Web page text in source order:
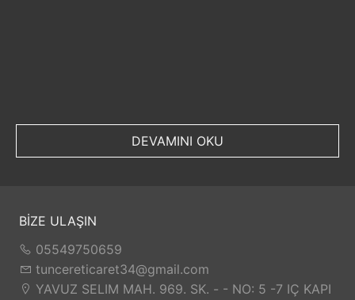
DEVAMINI OKU
BİZE ULAŞIN
05549750659
tuncereticaret34@gmail.com
YAVUZ SELIM MAH. 969. SK. - - NO: 5 -7 IÇ KAPI